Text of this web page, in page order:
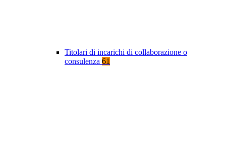
Titolari di incarichi di collaborazione o
consulenza 61